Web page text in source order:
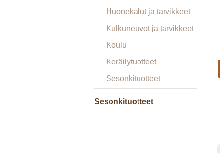
Huonekalut ja tarvikkeet
Kulkuneuvot ja tarvikkeet
Koulu
Keräilytuotteet
Sesonkituotteet
Sesonkituotteet